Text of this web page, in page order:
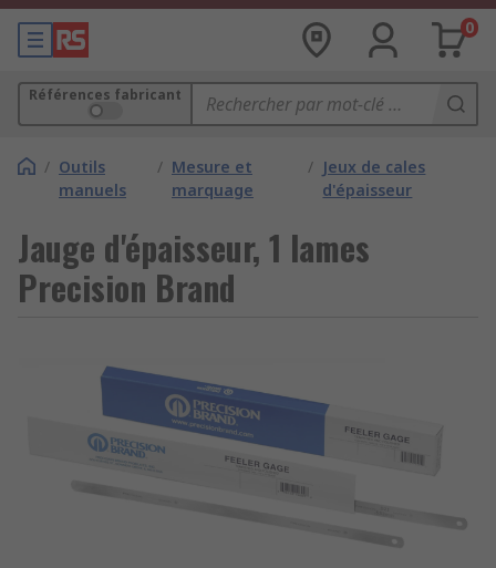
0
Références fabricant
/ Outils
manuels
/ Mesure et
marquage
/ Jeux de cales
d'épaisseur
Jauge d'épaisseur, 1 lames
Precision Brand